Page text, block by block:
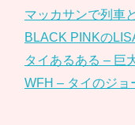
マッカサンで列車
BLACK PINKの
タイあるある – 巨
WFH – タイのジョ